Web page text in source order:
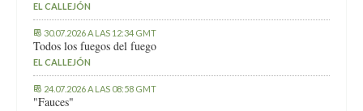
EL CALLEJÓN
30.07.2026 A LAS 12:34 GMT
Todos los fuegos del fuego
EL CALLEJÓN
24.07.2026 A LAS 08:58 GMT
"Fauces"